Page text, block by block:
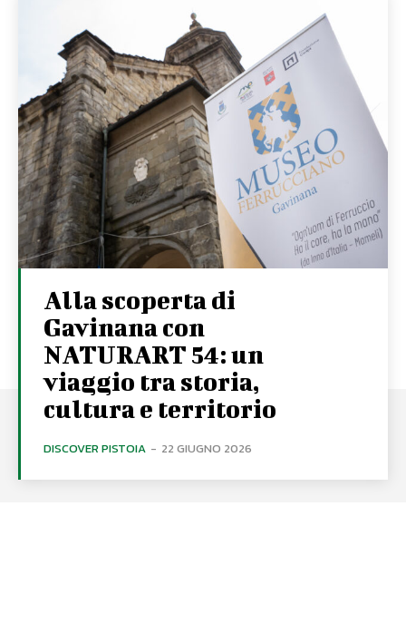
Alla scoperta di
Gavinana con
NATURART 54: un
viaggio tra storia,
cultura e territorio
DISCOVER PISTOIA - 22 GIUGNO 2026